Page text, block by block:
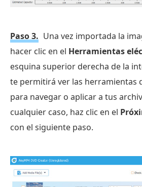
Paso 3. Una vez importada la
hacer clic en el Herramientas
esquina superior derecha de la
te permitirá ver las herramientas
para navegar o aplicar a tus
cualquier caso, haz clic en el
con el siguiente paso.